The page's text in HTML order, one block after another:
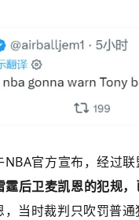
NBA官方宣布，经过
霆后卫麦凯恩的犯规
当时裁判只吹罚普通